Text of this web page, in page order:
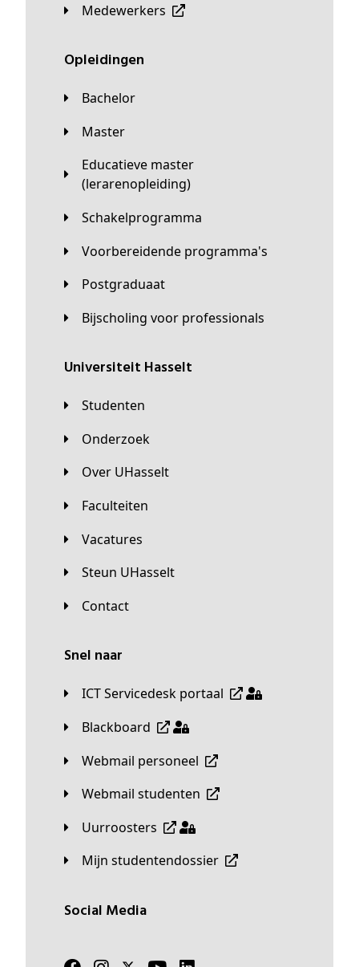
Medewerkers
Opleidingen
Bachelor
Master
Educatieve master
(lerarenopleiding)
Schakelprogramma
Voorbereidende programma's
Postgraduaat
Bijscholing voor professionals
universiteit Hasselt
Studenten
Onderzoek
Over UHasselt
Faculteiten
Vacatures
Steun UHasselt
Contact
Snel naar
ICT Servicedesk portaal
Blackboard
Webmail personeel
Webmail studenten
Uurroosters
Mijn studentendossier
Social Media